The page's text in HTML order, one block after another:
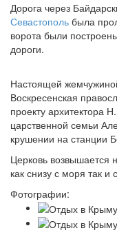
Дорога через
Севастополь была
ворота были
дороги.
Настоящей
Воскресенская
проекту архитектора
царственной семьи
крушении на станции
Церковь возвышается
как снизу с моря так и
Фотографии: